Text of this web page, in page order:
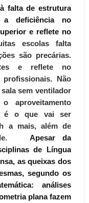
falta de estrutura
deficiência no
e reflete no
escolas falta
são precárias.
e reflete no
Não
sem ventilador
aproveitamento
é o que vai ser
a mais, além de
Apesar da
de Língua
as queixas dos
segundo os
análises
plana fazem